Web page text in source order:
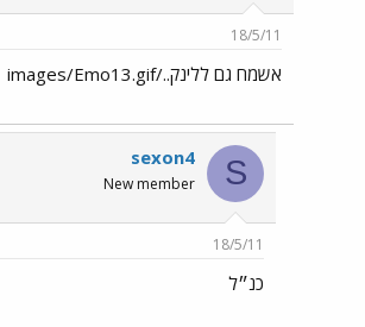
18/5/11
אשמח גם ללינק../images/Emo13.gif
S
sexon4
New member
18/5/11
כנ״ל